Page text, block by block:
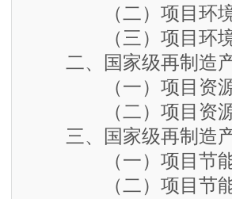
（二）项目环境
（三）项目环境
二、国家级再制造产
（一）项目资源
（二）项目资源
三、国家级再制造产
（一）项目节能
（二）项目节能